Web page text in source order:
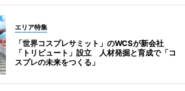
エリア特集
「世界コスプレサミット」のWCSが新会社
「トリビュート」設立 人材発掘と育成で「コ
スプレの未来をつくる」